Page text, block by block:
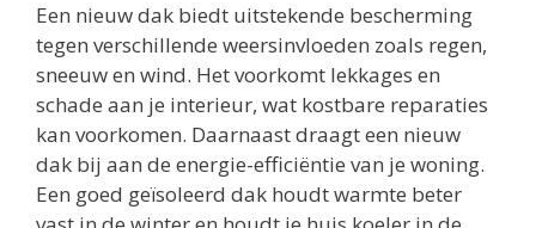
Een nieuw dak biedt uitstekende bescherming
tegen verschillende weersinvloeden zoals regen,
sneeuw en wind. Het voorkomt lekkages en
schade aan je interieur, wat kostbare reparaties
kan voorkomen. Daarnaast draagt een nieuw
dak bij aan de energie-efficiëntie van je woning.
Een goed geïsoleerd dak houdt warmte beter